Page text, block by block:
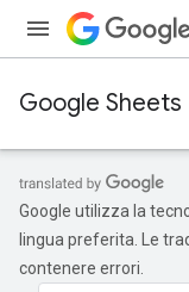
Google Sheets
Google utilizza la
lingua preferita. Le
contenere errori.